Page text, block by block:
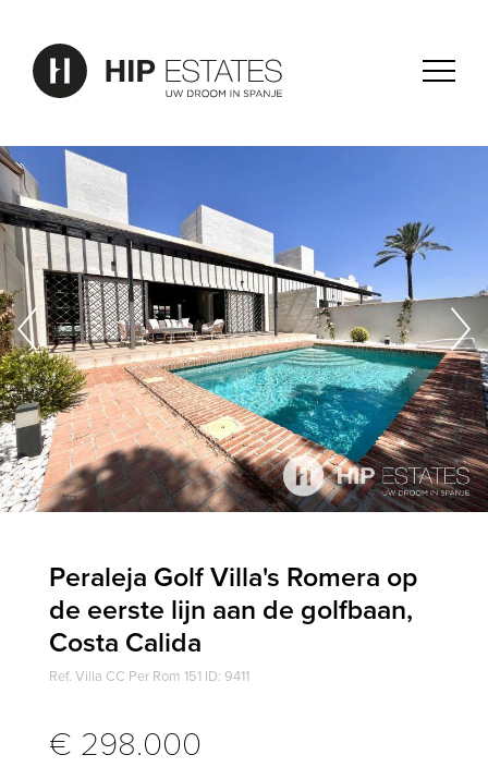
Peraleja Golf Villa's Romera op
de eerste lijn aan de golfbaan,
Costa Calida
Ref. Villa CC Per Rom 151 ID: 9411
€ 298.000